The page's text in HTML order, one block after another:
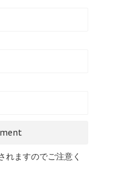
れますのでご注意く